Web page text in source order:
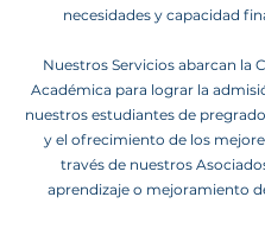
necesidades y capacidad
Nuestros Servicios abarcan la
Académica para lograr la
nuestros estudiantes de
y el ofrecimiento de los
través de nuestros
aprendizaje o mejoramiento